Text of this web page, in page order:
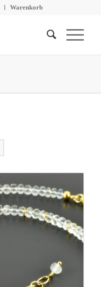
Warenkorb